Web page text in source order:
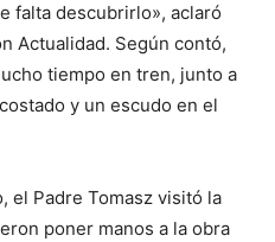
falta descubrirlo», aclaró
Actualidad. Según contó,
tiempo en tren, junto a
y un escudo en el
el Padre Tomasz visitó la
poner manos a la obra